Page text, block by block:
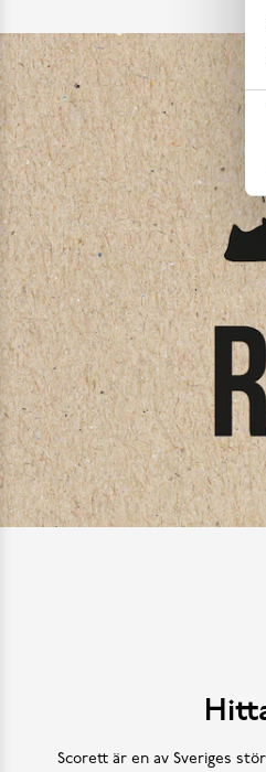
Scorett är en av Sveriges